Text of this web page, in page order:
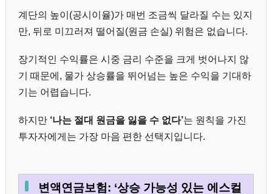
계단의 높이(공시이율)가 매번 조금씩 달라질 수는 있지
만, 뒤로 미끄러져 떨어질(원금 손실) 위험은 없습니다.
장기적인 수익률은 시중 금리 수준을 크게 벗어나지 않
기 때문에, 물가 상승률을 뛰어넘는 높은 수익을 기대하
기는 어렵습니다.
하지만 ‘나는 절대 원금을 잃을 수 없다’는 원칙을 가진
투자자에게는 가장 마음 편한 선택지입니다.
변액연금보험: ‘상승 가능성 있는 에스컬